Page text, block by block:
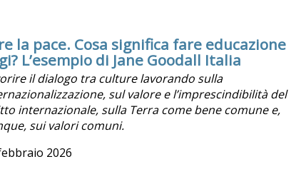
la pace. Cosa significa fare educazione
L’esempio di Jane Goodall Italia
il dialogo tra culture lavorando sulla
sul valore e l’imprescindibilità del
internazionale, sulla Terra come bene comune e,
sui valori comuni.
2026